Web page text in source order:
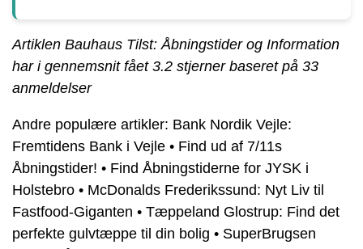
Artiklen Bauhaus Tilst: Åbningstider og Information
har i gennemsnit fået 3.2 stjerner baseret på 33
anmeldelser
Andre populære artikler: Bank Nordik Vejle:
Fremtidens Bank i Vejle • Find ud af 7/11s
Åbningstider! • Find Åbningstiderne for JYSK i
Holstebro • McDonalds Frederikssund: Nyt Liv til
Fastfood-Giganten • Tæppeland Glostrup: Find det
perfekte gulvtæppe til din bolig • SuperBrugsen